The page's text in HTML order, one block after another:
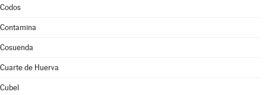
Codos
Contamina
Cosuenda
Cuarte de Huerva
Cubel